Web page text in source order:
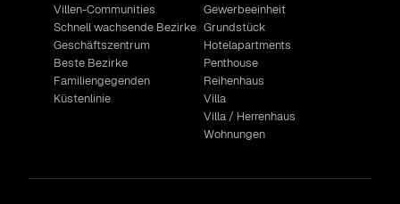
Villen-Communities
Schnell wachsende Bezirke
Geschäftszentrum
Beste Bezirke
Familiengegenden
Küstenlinie
Gewerbeeinheit
Grundstück
Hotelapartments
Penthouse
Reihenhaus
Villa
Villa / Herrenhaus
Wohnungen